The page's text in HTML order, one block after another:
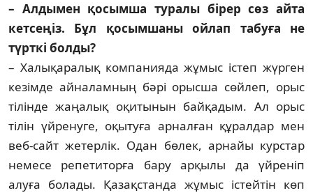
– Алдымен қосымша туралы бірер сөз айта
кетсеңіз. Бұл қосымшаны ойлап табуға не
түрткі болды?
– Халықаралық компанияда жұмыс істеп жүрген
кезімде айналамның бәрі орысша сөйлеп, орыс
тілінде жаңалық оқитынын байқадым. Ал орыс
тілін үйренуге, оқытуға арналған құралдар мен
веб-сайт жетерлік. Одан бөлек, арнайы курстар
немесе репетиторға бару арқылы да үйреніп
алуға болады. Қазақстанда жұмыс істейтін көп